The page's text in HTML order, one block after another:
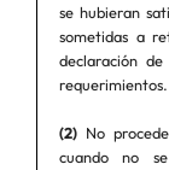
se hubieran
sometidas a
declaración
requerimientos.
(2)No
cuando no